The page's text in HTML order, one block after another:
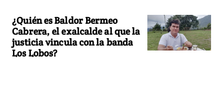
¿Quién es Baldor Bermeo
Cabrera, el exalcalde al que la
justicia vincula con la banda
Los Lobos?